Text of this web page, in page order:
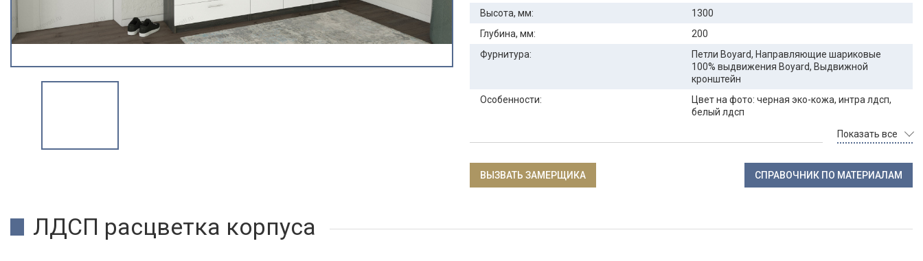
Высота, мм:
1300
Глубина, мм:
200
Фурнитура:
Петли Boyard, Направляющие шариковые
100% выдвижения Boyard, Выдвижной
кронштейн
Особенности:
Цвет на фото: черная эко-кожа, интра лдсп,
белый лдсп
Показать все
ВЫЗВАТЬ ЗАМЕРЩИКА СПРАВОЧНИК ПО МАТЕРИАЛАМ
ЛДСП расцветка корпуса